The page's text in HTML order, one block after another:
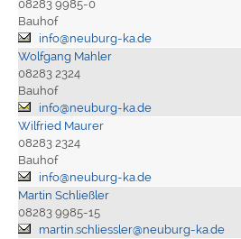
08283 9985-0
Bauhof
info@neuburg-ka.de
Wolfgang Mahler
08283 2324
Bauhof
info@neuburg-ka.de
Wilfried Maurer
08283 2324
Bauhof
info@neuburg-ka.de
Martin Schließler
08283 9985-15
martin.schliessler@neuburg-ka.de